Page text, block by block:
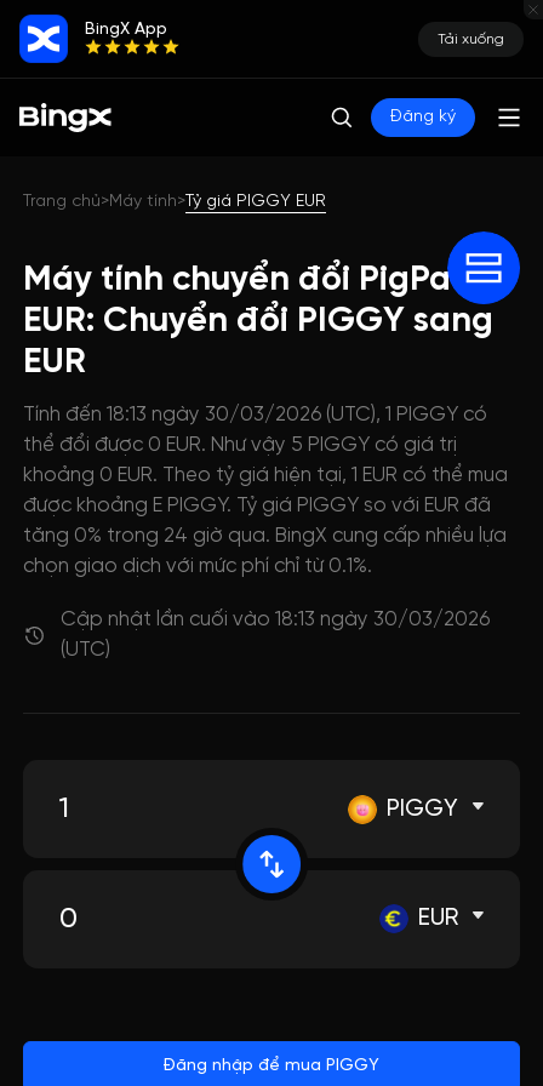
BingX App
Tải xuống
Đăng ký
Trang chủ>Máy tính>Tỷ giá PIGGY EUR
Máy tính chuyển đổi PigPad AI
EUR: Chuyển đổi PIGGY sang
EUR
Tính đến 18:13 ngày 30/03/2026 (UTC), 1 PIGGY có
thể đổi được 0 EUR. Như vậy 5 PIGGY có giá trị
khoảng 0 EUR. Theo tỷ giá hiện tại, 1 EUR có thể mua
được khoảng E PIGGY. Tỷ giá PIGGY so với EUR đã
tăng 0% trong 24 giờ qua. BingX cung cấp nhiều lựa
chọn giao dịch với mức phí chỉ từ 0.1%.
Cập nhật lần cuối vào 18:13 ngày 30/03/2026
(UTC)
PIGGY
EUR
Đăng nhập để mua PIGGY